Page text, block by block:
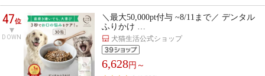
47位
DOWN
＼最大50,000pt付与 ~8/11まで／ デンタル
ふりかけ …
犬猫生活公式ショップ
6,628円～